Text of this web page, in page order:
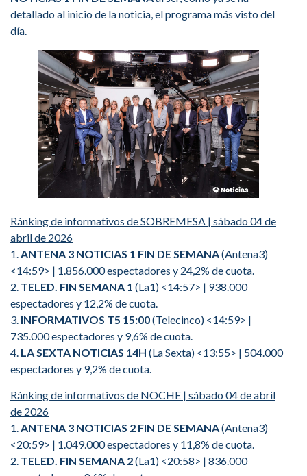
detallado al inicio de la noticia, el programa más visto del
día.
Ránking de informativos de SOBREMESA | sábado 04 de
abril de 2026
1. ANTENA 3 NOTICIAS 1 FIN DE SEMANA(Antena3)
<14:59> | 1.856.000 espectadores y 24,2% de cuota.
2. TELED. FIN SEMANA 1 (La1) <14:57> | 938.000
espectadores y 12,2% de cuota.
3. INFORMATIVOS T5 15:00(Telecinco) <14:59> |
735.000 espectadores y 9,6% de cuota.
4. LA SEXTA NOTICIAS 14H (La Sexta) <13:55> | 504.000
espectadores y 9,2% de cuota.
Ránking de informativos de NOCHE | sábado 04 de abril
de 2026
1.ANTENA 3 NOTICIAS 2 FIN DE SEMANA(Antena3)
<20:59> | 1.049.000 espectadores y 11,8% de cuota.
2. TELED. FIN SEMANA 2(La1) <20:58> | 836.000